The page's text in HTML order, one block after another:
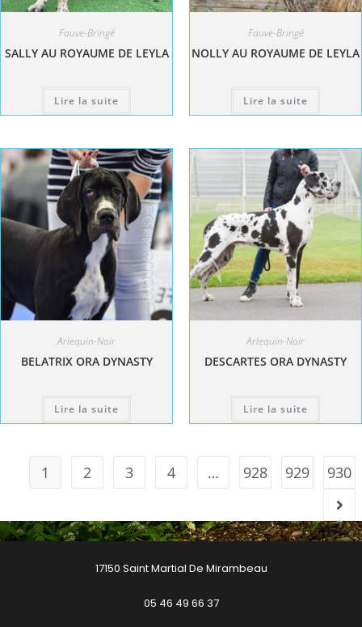
Fauve-Bringé
SALLY AU ROYAUME DE LEYLA
Lire la suite
Fauve-Bringé
NOLLY AU ROYAUME DE LEYLA
Lire la suite
Arlequin-Noir
BELATRIX ORA DYNASTY
Lire la suite
Arlequin-Noir
DESCARTES ORA DYNASTY
Lire la suite
1 2 3 4 … 928 929 930
17150 Saint Martial De Mirambeau
05 46 49 66 37